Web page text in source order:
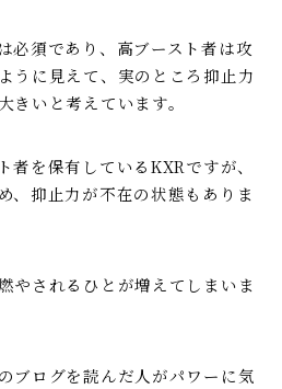
必須であり、高ブースト者は攻
うに見えて、実のところ抑止力
きいと考えています。
者を保有しているKXRですが、
、抑止力が不在の状態もありま
やされるひとが増えてしまいま
ブログを読んだ人がパワーに気